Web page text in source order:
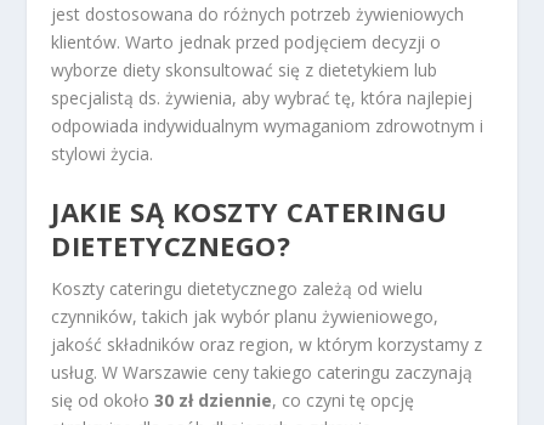
jest dostosowana do różnych potrzeb żywieniowych
klientów. Warto jednak przed podjęciem decyzji o
wyborze diety skonsultować się z dietetykiem lub
specjalistą ds. żywienia, aby wybrać tę, która najlepiej
odpowiada indywidualnym wymaganiom zdrowotnym i
stylowi życia.
JAKIE SĄ KOSZTY CATERINGU
DIETETYCZNEGO?
Koszty cateringu dietetycznego zależą od wielu
czynników, takich jak wybór planu żywieniowego,
jakość składników oraz region, w którym korzystamy z
usług. W Warszawie ceny takiego cateringu zaczynają
się od około30 zł dziennie, co czyni tę opcję